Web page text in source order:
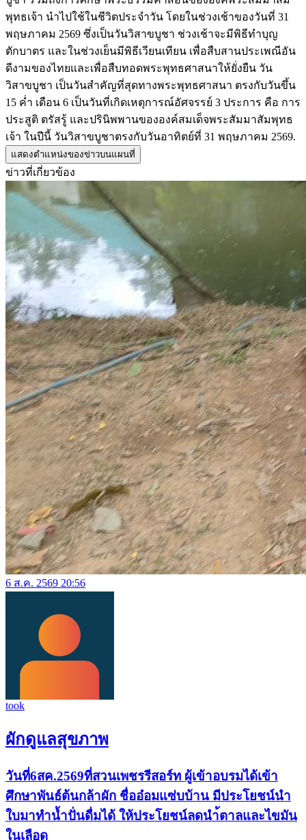
พุทธเจ้า นำไปใช้ในชีวิตประจำวัน โดยในช่วงเช้าของวันที่ 31
พฤษภาคม 2569 ซึ่งเป็นวันวิสาขบูชา ช่วงเช้าจะมีพิธีทำบุญ
ตักบาตร และในช่วงเย็นมีพิธีเวียนเทียน เพื่อสืบสานประเพณีอัน
ดีงามของไทยและเพื่อสืบทอดพระพุทธศาสนาให้ยั่งยืน วัน
วิสาขบูชา เป็นวันสำคัญที่สุดทางพระพุทธศาสนา ตรงกับวันขึ้น
15 ค่ำ เดือน 6 เป็นวันที่เกิดเหตุการณ์อัศจรรย์ 3 ประการ คือ การ
ประสูติ ตรัสรู้ และปรินิพพานขององค์สมเด็จพระสัมมาสัมพุทธ
เจ้า ในปีนี้ วันวิสาขบูชาตรงกับวันอาทิตย์ที่ 31 พฤษภาคม 2569.
แสดงตำแหน่งของข่าวบนแผนที่
ข่าวที่เกี่ยวข้อง
6 ส.ค. 2569 20:56
took
ผักดูแลสุขภาพ
วันที่6สค.2569ที่สวนเพชรรีสอร์ท ผู้เข้าอบรมได้เข้า
ศึกษาพันธ์ต้นกล้าผัก ชื่ออ๋อมแซ่บบ้าน มีประโยชน์นำ
ใบมาทำน้ำปั่นดื่มได้ ให้ประโยชน์ลดนำ้ตาลและไขมัน
ในเลือด